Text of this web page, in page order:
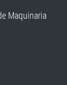
Maquinaria